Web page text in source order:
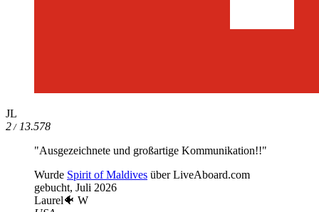
JL
2/13.578
"Ausgezeichnete und großartige Kommunikation!!"
Wurde Spirit of Maldives über LiveAboard.com
gebucht, Juli 2026
Laurel🐠 W